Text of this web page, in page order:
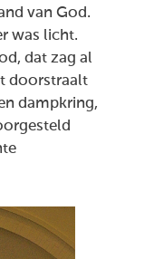
van God.
was licht.
dat zag al
doorstraalt
dampkring,